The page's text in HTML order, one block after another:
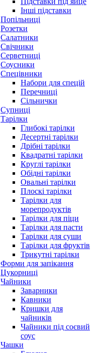
Інші підставки
Попільниці
Розетки
Салатники
Свічники
Серветниці
Соусники
Спецівники
Набори для спецій
Перечниці
Сільнички
Супниці
Тарілки
Глибокі тарілки
Десертні тарілки
Дрібні тарілки
Квадратні тарілки
Круглі тарілки
Обідні тарілки
Овальні тарілки
Плоскі тарілки
Тарілки для
морепродуктів
Тарілки для піци
Тарілки для пасти
Тарілки для суши
Тарілки для фруктів
Трикутні тарілки
Форми для запікання
Цукорниці
Чайники
Заварники
Кавники
Кришки для
чайників
Чайники під соєвий
соус
Чашки